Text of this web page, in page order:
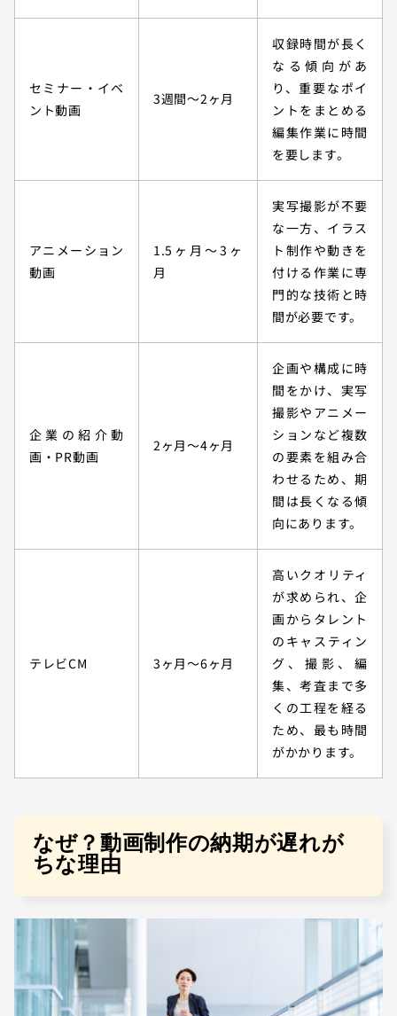
セミナー・イベ
ント動画
3週間～2ヶ月
収録時間が長く
なる傾向があ
り、重要なポイ
ントをまとめる
編集作業に時間
を要します。
アニメーション
動画
1.5ヶ月～3ヶ
月
実写撮影が不要
な一方、イラス
ト制作や動きを
付ける作業に専
門的な技術と時
間が必要です。
企業の紹介動
画・PR動画
2ヶ月～4ヶ月
企画や構成に時
間をかけ、実写
撮影やアニメー
ションなど複数
の要素を組み合
わせるため、期
間は長くなる傾
向にあります。
テレビCM 3ヶ月～6ヶ月
高いクオリティ
が求められ、企
画からタレント
のキャスティン
グ、撮影、編
集、考査まで多
くの工程を経る
ため、最も時間
がかかります。
なぜ？動画制作の納期が遅れが
ちな理由